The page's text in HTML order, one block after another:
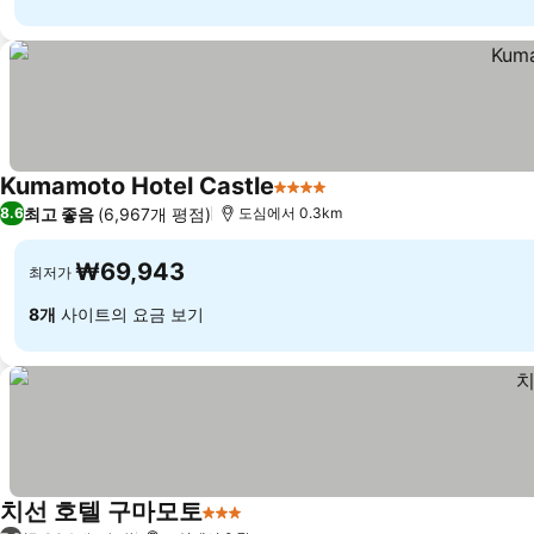
Kumamoto Hotel Castle4 성급
8.6최고 좋음 (6,967개 평점) 도심에서 0.3km
최저가 ₩69,943
8개 사이트의 요금 보기
치선 호텔 구마모토3 성급